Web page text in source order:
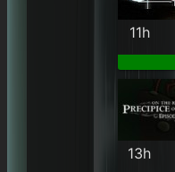
11h
13h